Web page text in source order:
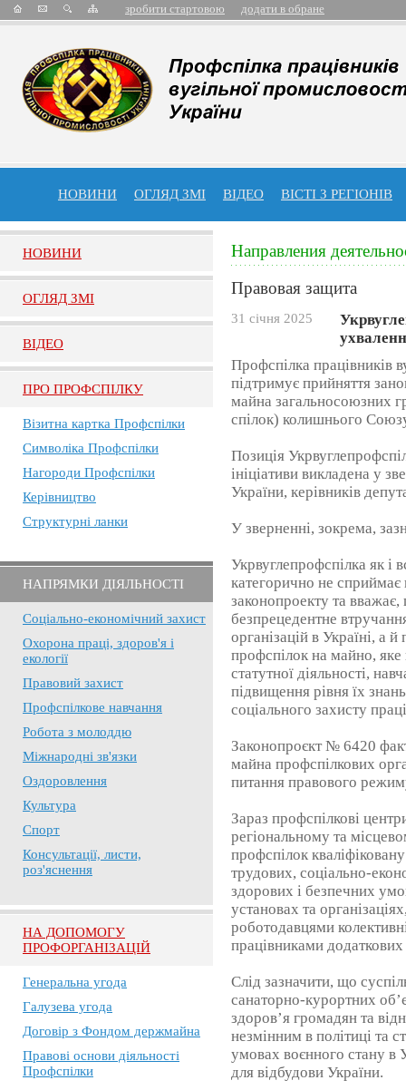
зробити стартовою додати в обране
НОВИНИ ОГЛЯД ЗМІ ВІДЕО ВІСТІ З РЕГІОНІВ
НОВИНИ
ОГЛЯД ЗМI
ВIДЕО
ПРО ПРОФСПIЛКУ
Візитна картка Профспілки
Символіка Профспілки
Нагороди Профспілки
Керівництво
Структурні ланки
НАПРЯМКИ ДІЯЛЬНОСТІ
Соціально-економічний захист
Охорона праці, здоров'я і
екології
Правовий захист
Профспілкове навчання
Робота з молоддю
Міжнародні зв'язки
Оздоровлення
Культура
Спорт
Консультації, листи,
роз'яснення
НА ДОПОМОГУ
ПРОФОРГАНІЗАЦІЙ
Генеральна угода
Галузева угода
Договір з Фондом держмайна
Правові основи діяльності
Профспілки
Направления
Правовая защита
31 січня 2025
Профспілка працівників
підтримує прийняття
майна загальносоюзних
спілок) колишнього
Позиція
ініціативи викладена у
України, керівників
У зверненні, зокрема,
Укрвуглепрофспілка як і
категорично не сприймає
законопроекту та
безпрецедентне
організацій в Україні, а
профспілок на майно, яке
статутної діяльності,
підвищення рівня їх
соціального захисту
Законопроєкт № 6420
майна профспілкових
питання правового
Зараз профспілкові
регіональному та
профспілок
трудових, соціально-
здорових і безпечних
установах та
роботодавцями
працівниками додаткових
Слід зазначити, що
санаторно-курортних
здоров’я громадян та
незмінним в політиці та
умовах воєнного стану в
для відбудови України.